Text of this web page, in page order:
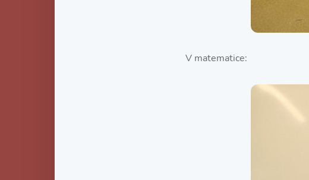
V matematice: